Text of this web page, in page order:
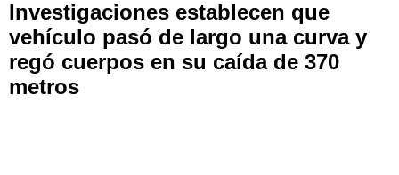
Investigaciones establecen que
vehículo pasó de largo una curva y
regó cuerpos en su caída de 370
metros